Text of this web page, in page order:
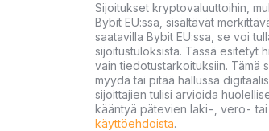
Sijoitukset kryptovaluuttoihin,
Bybit EU:ssa, sisältävät
saatavilla Bybit EU:ssa, se voi
sijoitustuloksista. Tässä esitetyt
vain tiedotustarkoituksiin. Tämä
myydä tai pitää hallussa
sijoittajien tulisi arvioida
kääntyä pätevien laki-, vero- tai
käyttöehdoista.